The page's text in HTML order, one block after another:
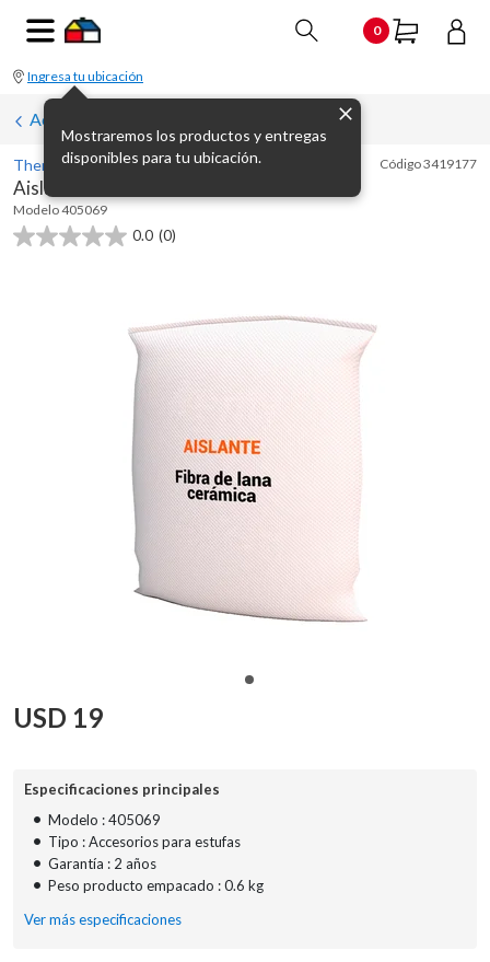
0
Ingresa tu ubicación
Mostraremos los productos y entregas
disponibles para tu ubicación.
Accesorios para estufas
Thermia Código3419177
Aislante fibra de lana de roca 0.6 x 1 m
Modelo405069
0.0 (0)
0.0
USD 19
Especificaciones principales
• Modelo : 405069
• Tipo : Accesorios para estufas
• Garantía : 2 años
• Peso producto empacado : 0.6 kg
Ver más especificaciones